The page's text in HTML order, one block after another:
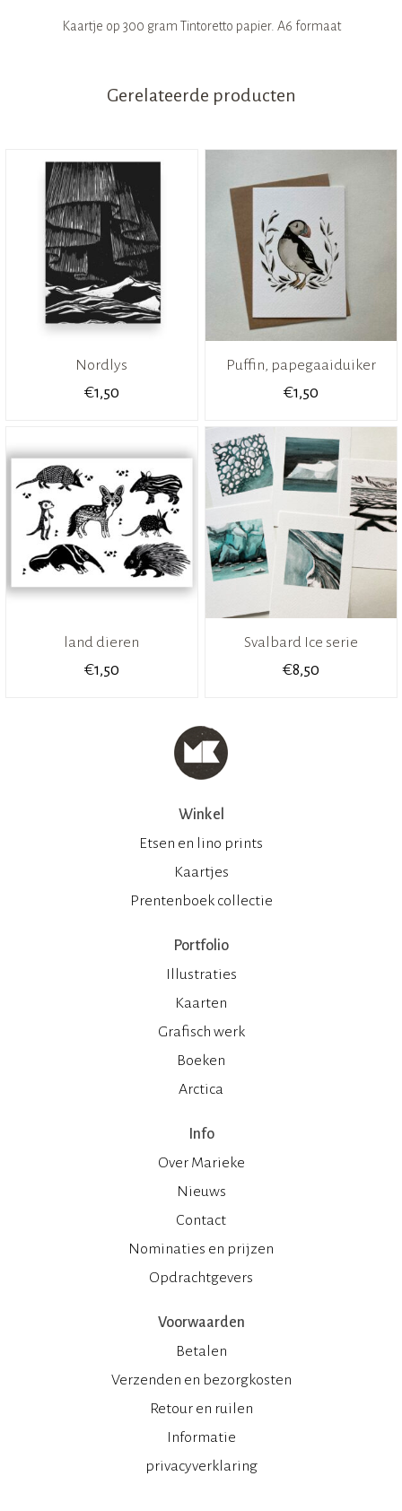
Kaartje op 300 gram Tintoretto papier. A6 formaat
Gerelateerde producten
Nordlys
€1,50
Puffin, papegaaiduiker
€1,50
land dieren
€1,50
Svalbard Ice serie
€8,50
Winkel
Etsen en lino prints
Kaartjes
Prentenboek collectie
Portfolio
Illustraties
Kaarten
Grafisch werk
Boeken
Arctica
Info
Over Marieke
Nieuws
Contact
Nominaties en prijzen
Opdrachtgevers
Voorwaarden
Betalen
Verzenden en bezorgkosten
Retour en ruilen
Informatie
privacyverklaring